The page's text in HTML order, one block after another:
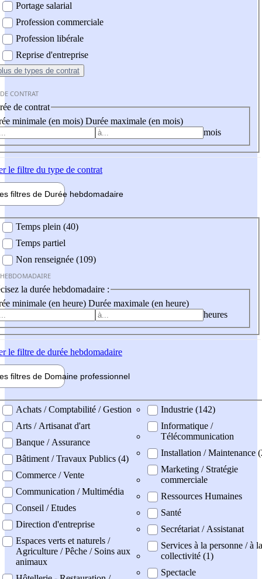
Portage salarial
Profession commerciale
Profession libérale
Reprise d'entreprise
de types de contrat
CONTRAT
de contrat
minimale (en mois) Durée maximale (en mois)
mois
le filtre du type de contrat
filtres de Durée hebdomadaire
Temps plein (40)
Temps partiel
Non renseignée (109)
la durée hebdomadaire :
minimale (en heure) Durée maximale (en heure)
heures
le filtre de durée hebdomadaire
filtres de Domaine professionnel
professionel
Achats / Comptabilité / Gestion
Arts / Artisanat d'art
Banque / Assurance
Bâtiment / Travaux Publics (4)
Commerce / Vente
Communication / Multimédia
Conseil / Etudes
Direction d'entreprise
Espaces verts et naturels /
Agriculture / Pêche / Soins aux
animaux
Industrie (142)
Informatique /
Télécommunication
Installation / Maintenance
Marketing / Stratégie
commerciale
Ressources Humaines
Santé
Secrétariat / Assistanat
Services à la personne / à la
collectivité (1)
Spectacle